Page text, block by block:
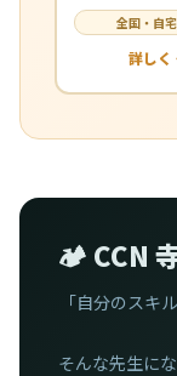
全国・自
詳し
🏕️ CCN
「自分のスキ
そんな先生に